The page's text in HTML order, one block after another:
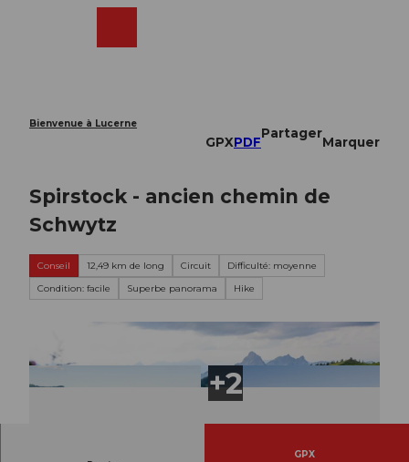
Bienvenue à Lucerne
GPXPDF
Partager
Marquer
Spirstock - ancien chemin de
Schwytz
Conseil 12,49 km de long Circuit
Difficulté: moyenne
Condition: facile
Superbe panorama Hike
GPX